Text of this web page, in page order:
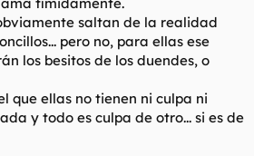
tímidamente.
saltan de la realidad
pero no, para ellas ese
los besitos de los duendes, o
que ellas no tienen ni culpa ni
y todo es culpa de otro... si es de